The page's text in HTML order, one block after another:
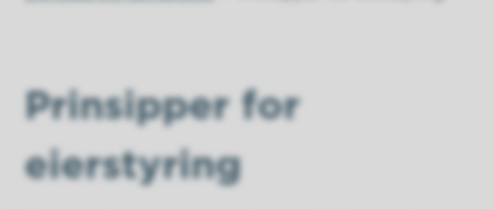
Prinsipper for
eierstyring